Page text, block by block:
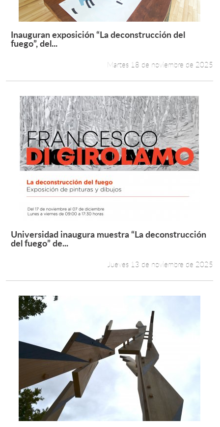
Leer más +
Inauguran exposición “La deconstrucción del
fuego”, del...
Martes 18 de noviembre de 2025
Leer más +
Universidad inaugura muestra “La deconstrucción
del fuego” de...
Jueves 13 de noviembre de 2025